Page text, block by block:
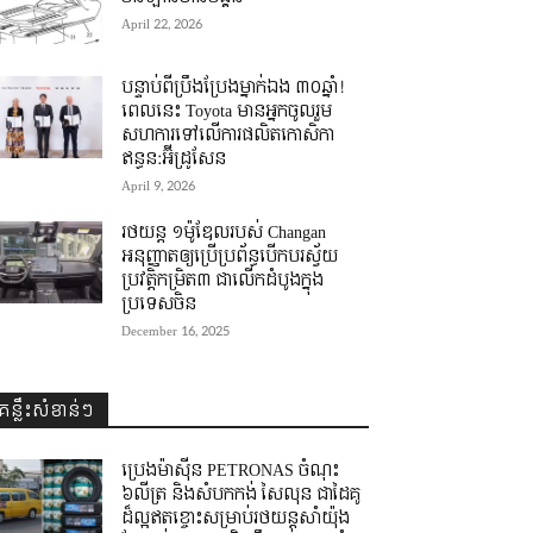
April 22, 2026
បន្ទាប់ពីប្រឹងប្រែងម្នាក់ឯង ៣០ឆ្នាំ! ​
ពេលនេះ Toyota មានអ្នកចូលរួម
សហការទៅលើការផលិតកោសិកា
ឥន្ធន:អ៊ីដ្រូសែន
April 9, 2026
រថយន្ត ១ម៉ូឌែលរបស់ Changan
អនុញ្ញាតឲ្យប្រើប្រព័ន្ធបើកបរស្វ័យ
ប្រវត្តិកម្រិត៣ ជាលើកដំបូងក្នុង
ប្រទេសចិន
December 16, 2025
ន្លឹះសំខាន់ៗ
ប្រេងម៉ាស៊ីន PETRONAS ចំណុះ
៦លីត្រ និងសំបកកង់ សៃលុន ជាដៃគូ
ដ៏ល្អឥតខ្ចោះសម្រាប់រថយន្តសាំយ៉ុង